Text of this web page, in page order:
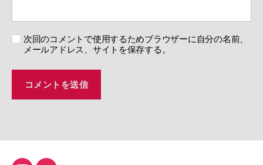
次回のコメントで使用するためブラウザーに自分の名前、
メールアドレス、サイトを保存する。